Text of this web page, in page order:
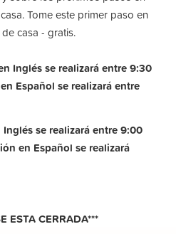
Tome este primer paso en
casa - gratis.
Inglés se realizará entre 9:30
Español se realizará entre
se realizará entre 9:00
en Español se realizará
ESTA CERRADA***